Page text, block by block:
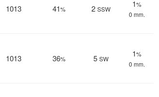
1013 41% 2 SSW
1%
0 mm.
1013 36% 5 SW
1%
0 mm.